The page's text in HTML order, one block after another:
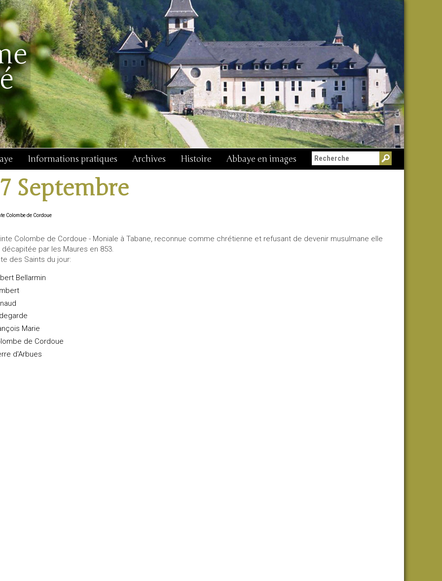
Informations pratiques Archives Histoire Abbaye en images
Septembre
Colombe de Cordoue
Colombe de Cordoue - Moniale à Tabane, reconnue comme chrétienne et refusant de devenir musulmane elle
décapitée par les Maures en 853.
des Saints du jour:
Bellarmin
Marie
de Cordoue
d'Arbues